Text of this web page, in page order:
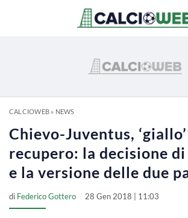
CALCIOWEB» NEWS
Chievo-Juventus,
recupero: la decisione
e la versione delle due
di Federico Gottero 28 Gen 2018 | 11:03